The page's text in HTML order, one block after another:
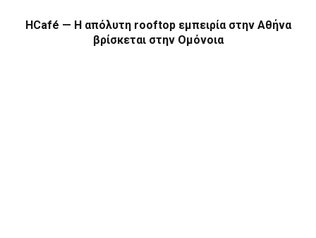
HCafé — Η απόλυτη rooftop εμπειρία στην Αθήνα
βρίσκεται στην Ομόνοια